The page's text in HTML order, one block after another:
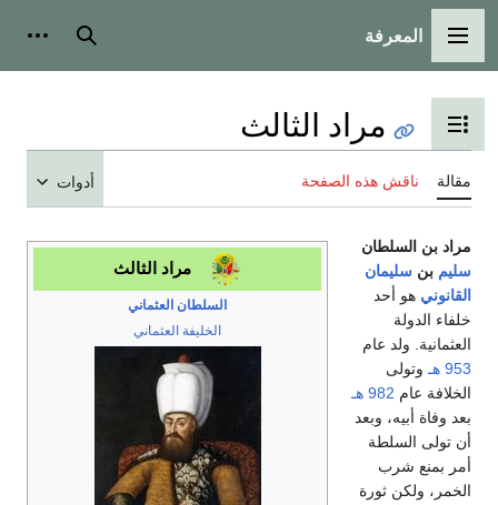
القائمة الرئيسية
المعرفة بحث
تبديل عرض جدول المحتويات
مراد الثالث
مقالة ناقش هذه الصفحة أدوات
مراد الثالث
السلطان العثماني
الخليفة العثماني
مراد بن السلطان
سليم بن سليمان
القانوني هو أحد
خلفاء الدولة
العثمانية. ولد عام
953 هـ
وتولى
الخلافة عام 982 هـ
بعد وفاة أبيه، وبعد
أن تولى السلطة
أمر بمنع شرب
الخمر، ولكن ثورة